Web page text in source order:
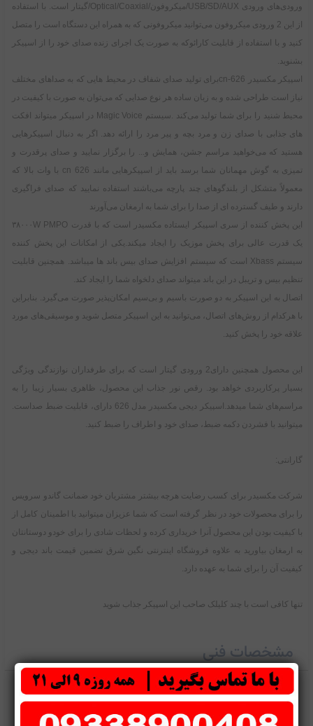
ورودی‌های ورودی USB/SD/AUX/میکروفون/Optical/Coaxial/گیتار است. با استفاده
از این 2 ورودی میکروفون می‌توانید میکروفونی که به همراه این دستگاه است را متصل
کنید و با استفاده از قابلیت کارائوکه به صورت یک اجرای زنده صدای خود را از اسپیکر
بشنوید.
اسپیکر مکسیدر cn-626برای تولید صدای شفاف در محیط هایی که به صدا‌های مختلف
نیاز است طراحی شده و به زبان ساده هر نوع صدایی که می‌توان به صورت با کیفیت در
محیط شنید را برای شما تولید می‌کند .سیستم Magic Voice در اسپیکر میتواند افکت
های جذابی با صدای زن و مرد بچه و پیر مرد را ارائه دهد. اگر به دنبال اسپیکرهایی
هستید که می‌خواهید مراسم جشن، همایش و... را برگزار نمایید و صدای پرقدرت و
تمیزی به گوش مهمانان شما برسد باید از اسپیکرهایی مانند cn 626 با وات بالا که
معمولاً متشکل از بلندگو‌های چند پارچه می‌باشند استفاده نمایید که صدای فراگیری
دارند و طیف گسترده ای از صدا را برای شما به ارمغان می‌آورند
این پخش کننده از سری اسپیکر ایستاده مکسیدر است که با قدرت ۳۸۰۰۰W PMPO
یک قدرت عالی برای پخش موزیک را ایجاد میکند.یکی از امکانات این پخش کننده
سیستم Xbass است که سیستم افزایش صدای بیس باند ها میباشد. همچنین قابلیت
تنظیم بیس و تریبل در این باند میتواند صدای دلخواه شما را ایجاد کند.
اتصال به این اسپیکر به دو صورت باسیم و بی‌سیم امکان‌پذیر صورت می‌گیرد. بنابراین
با هرکدام از روش‌های اتصال، می‌توانید به این اسپیکر متصل شوید و موسیقی‌های مورد
علاقه خود را پخش کنید.
این محصول همچنین دارای2 ورودی گیتار است که برای طرفداران نوازندگی ویژگی
بسیار پرکاربردی خواهد بود. رقص نور جذاب این محصول، ظاهری بسیار زیبا را به
مراسم‌های شما میدهد.اسپیکر دیجی مکسیدر مدل 626 دارای، قابلیت ضبط صداست.
میتوانید با فشردن دکمه ضبط، صدای خود و اطراف را ضبط کنید.
گارانتی:
شرکت مکسیدر برای کسب رضایت هرچه بیشتر مشتریان خود ضمانت گاندو سرویس
را برای محصولات خود در نظر گرفته است که شما عزیزان میتوانید با اطمینان کامل از
با کیفیت بودن این محصول آنرا خریداری کرده و لحظات شادی را برای خودو دوستانتان
به ارمغان بیاورید به علاوه فروشگاه اینترنتی نگین شرق تضمین قیمت باند دیجی و
کیفیت آن را برای شما به عهده دارد.
تنها کافی است با چند کلیلک صاحب این اسپیکر جذاب شوید
مشخصات فنی
برند مکسیدر